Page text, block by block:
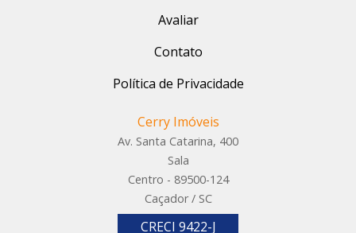
Avaliar
Contato
Política de Privacidade
Cerry Imóveis
Av. Santa Catarina, 400
Sala
Centro - 89500-124
Caçador / SC
CRECI 9422-J